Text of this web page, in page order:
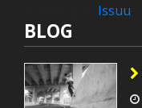
Issuu
BLOG